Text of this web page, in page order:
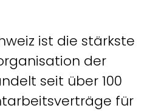
ist die stärkste
der
seit über 100
für